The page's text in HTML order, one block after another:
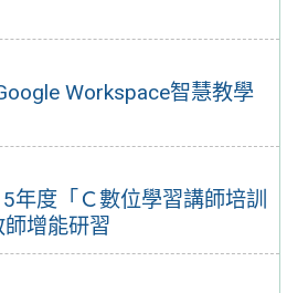
Workspace智慧教學
年度「Ｃ數位學習講師培訓
師增能研習